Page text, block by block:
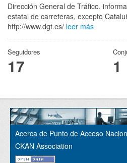
Dirección General de Tráfico,
estatal de carreteras, excepto
http://www.dgt.es/ leer más
Seguidores
17 1
Acerca de Punto de Acceso
CKAN Association